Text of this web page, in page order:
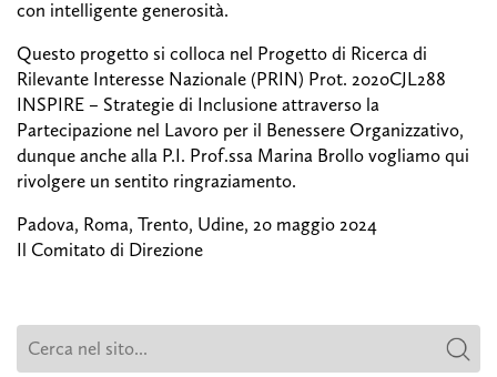
con intelligente generosità.
Questo progetto si colloca nel Progetto di Ricerca di
Rilevante Interesse Nazionale (PRIN) Prot. 2020CJL288
INSPIRE – Strategie di Inclusione attraverso la
Partecipazione nel Lavoro per il Benessere Organizzativo,
dunque anche alla P.I. Prof.ssa Marina Brollo vogliamo qui
rivolgere un sentito ringraziamento.
Padova, Roma, Trento, Udine, 20 maggio 2024
Il Comitato di Direzione